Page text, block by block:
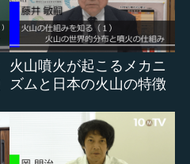
火山噴火が起こるメカニ
ズムと日本の火山の特徴